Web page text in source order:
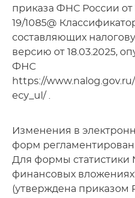
приказа ФНС России от
19/1085@
составляющих
версию от 18.03.2025,
ФНС
https://
ecy_ul/ .
Изменения в
форм
Для формы
финансовых
(утверждена приказом